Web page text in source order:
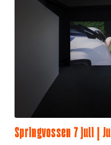
Springvossen 7 juli |